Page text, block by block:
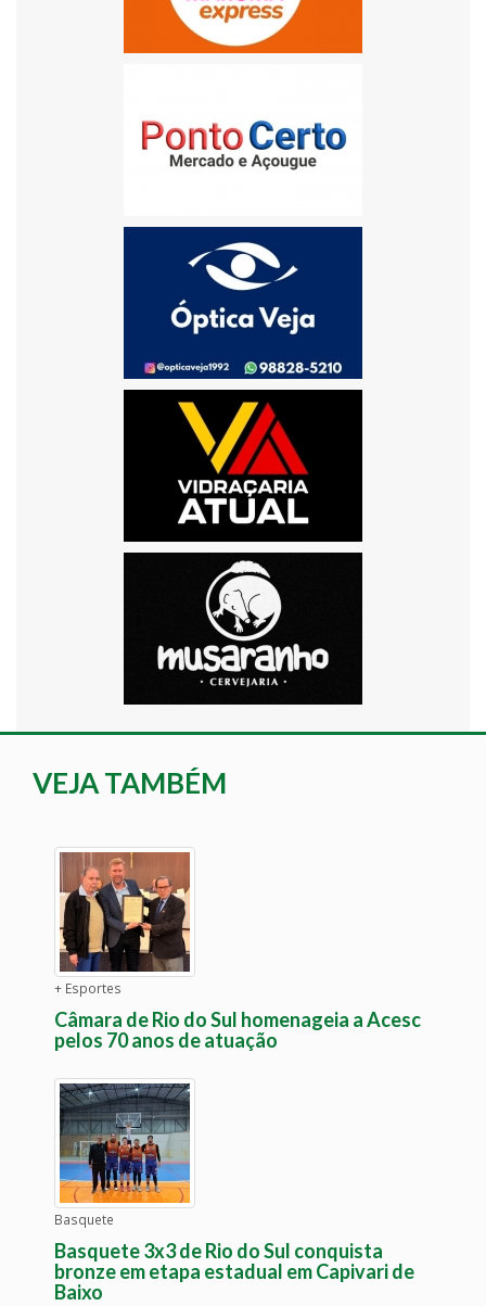
VEJA TAMBÉM
+ Esportes
Câmara de Rio do Sul homenageia a Acesc
pelos 70 anos de atuação
Basquete
Basquete 3x3 de Rio do Sul conquista
bronze em etapa estadual em Capivari de
Baixo